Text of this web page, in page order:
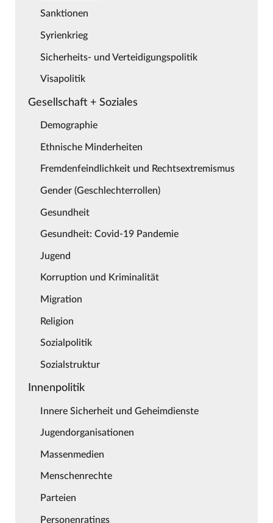
Sanktionen
Syrienkrieg
Sicherheits- und Verteidigungspolitik
Visapolitik
Gesellschaft + Soziales
Demographie
Ethnische Minderheiten
Fremdenfeindlichkeit und Rechtsextremismus
Gender (Geschlechterrollen)
Gesundheit
Gesundheit: Covid-19 Pandemie
Jugend
Korruption und Kriminalität
Migration
Religion
Sozialpolitik
Sozialstruktur
Innenpolitik
Innere Sicherheit und Geheimdienste
Jugendorganisationen
Massenmedien
Menschenrechte
Parteien
Personenratings